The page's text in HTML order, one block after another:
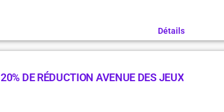
Détails
20% DE RÉDUCTION AVENUE DES JEUX